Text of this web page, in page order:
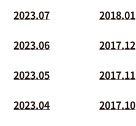
2023.07
2023.06
2023.05
2023.04
2018.01
2017.12
2017.11
2017.10